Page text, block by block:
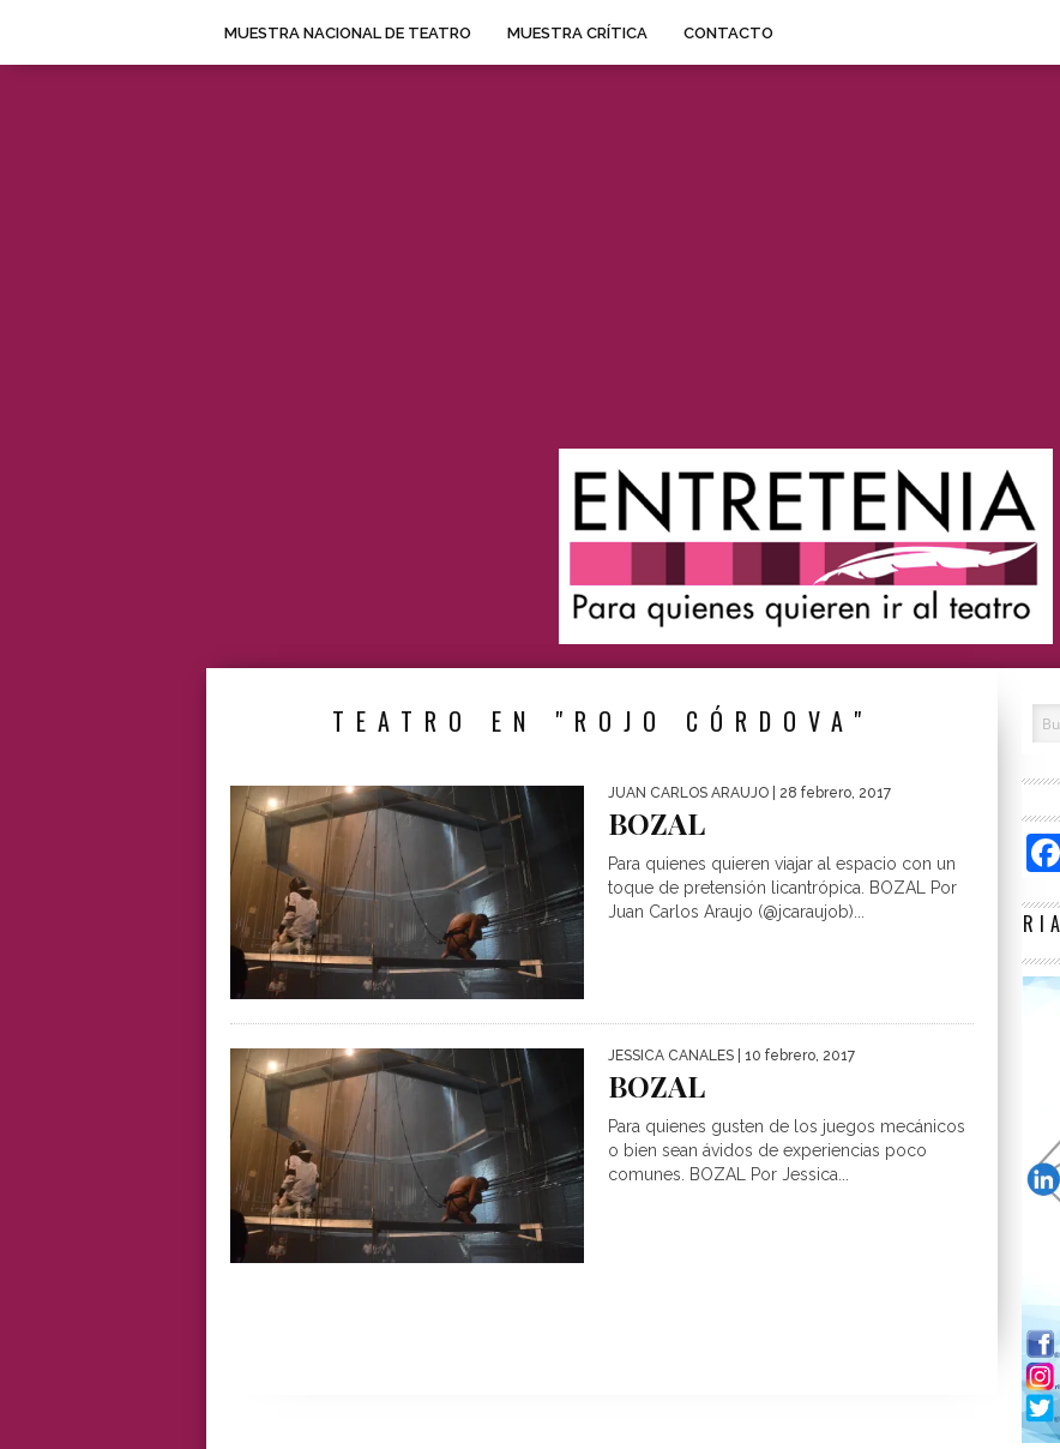
MUESTRA NACIONAL DE TEATRO MUESTRA CRÍTICA CONTACTO
TEATRO EN "ROJO CÓRDOVA"
JUAN CARLOS ARAUJO | 28 febrero, 2017
BOZAL
Para quienes quieren viajar al espacio con un
toque de pretensión licantrópica. BOZAL Por
Juan Carlos Araujo (@jcaraujob)...
JESSICA CANALES | 10 febrero, 2017
BOZAL
Para quienes gusten de los juegos mecánicos
o bien sean ávidos de experiencias poco
comunes. BOZAL Por Jessica...